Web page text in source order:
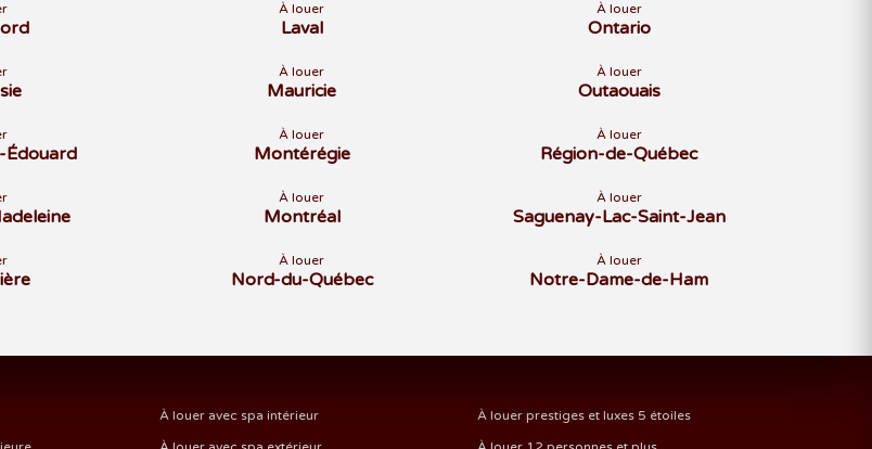
Édouard
À louer
Laval
À louer
Mauricie
À louer
Montérégie
À louer
Montréal
À louer
Nord-du-Québec
À louer
Ontario
À louer
Outaouais
À louer
Région-de-Québec
À louer
Saguenay-Lac-Saint-Jean
À louer
Notre-Dame-de-Ham
À louer avec spa intérieur À louer prestiges et luxes 5 étoiles